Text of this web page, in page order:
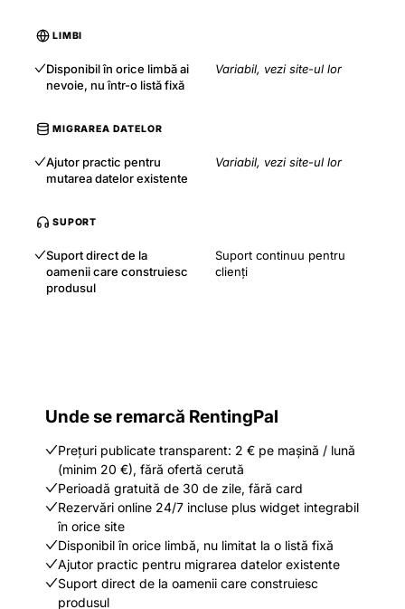
LIMBI
Disponibil în orice limbă ai
nevoie, nu într-o listă fixă
Variabil, vezi site-ul lor
MIGRAREA DATELOR
Ajutor practic pentru
mutarea datelor existente
Variabil, vezi site-ul lor
SUPORT
Suport direct de la
oamenii care construiesc
produsul
Suport continuu pentru
clienți
Unde se remarcă RentingPal
Prețuri publicate transparent: 2 € pe mașină / lună
(minim 20 €), fără ofertă cerută
Perioadă gratuită de 30 de zile, fără card
Rezervări online 24/7 incluse plus widget integrabil
în orice site
Disponibil în orice limbă, nu limitat la o listă fixă
Ajutor practic pentru migrarea datelor existente
Suport direct de la oamenii care construiesc
produsul